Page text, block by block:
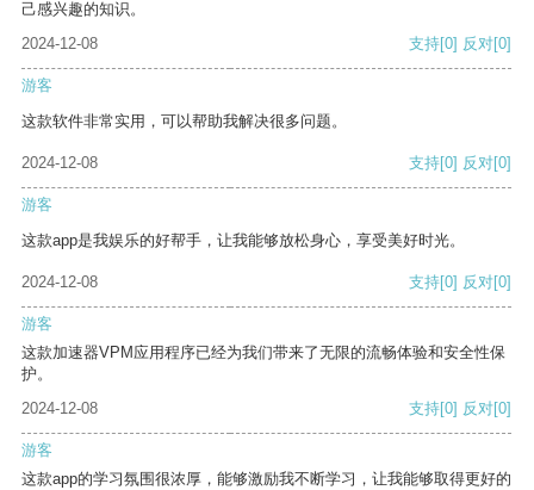
己感兴趣的知识。
2024-12-08
支持[0] 反对[0]
游客
这款软件非常实用，可以帮助我解决很多问题。
2024-12-08 支持[0] 反对[0]
游客
这款app是我娱乐的好帮手，让我能够放松身心，享受美好时光。
2024-12-08 支持[0] 反对[0]
游客
这款加速器VPM应用程序已经为我们带来了无限的流畅体验和安全性保
护。
2024-12-08
支持[0] 反对[0]
游客
这款app的学习氛围很浓厚，能够激励我不断学习，让我能够取得更好的